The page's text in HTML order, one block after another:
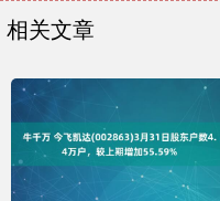
相关文章